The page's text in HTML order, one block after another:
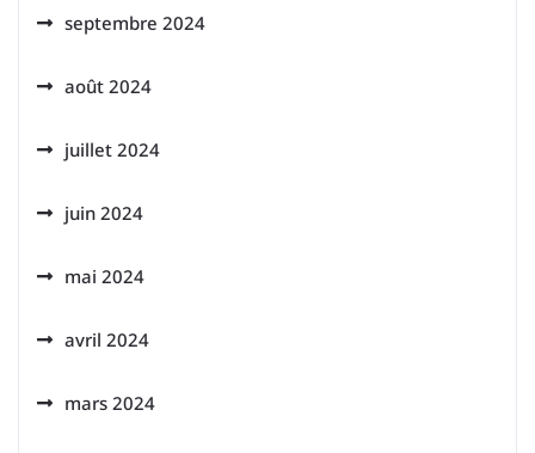
septembre 2024
août 2024
juillet 2024
juin 2024
mai 2024
avril 2024
mars 2024